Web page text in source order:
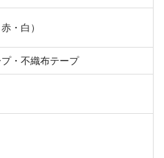
・白）
・不織布テープ